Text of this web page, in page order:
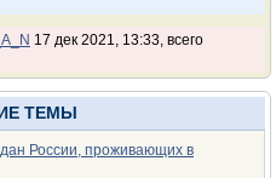
17 дек 2021, 13:33, всего
ТЕМЫ
России, проживающих в